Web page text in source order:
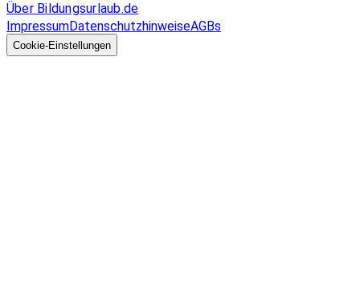
Über Bildungsurlaub.de
ImpressumDatenschutzhinweiseAGBs
Cookie-Einstellungen